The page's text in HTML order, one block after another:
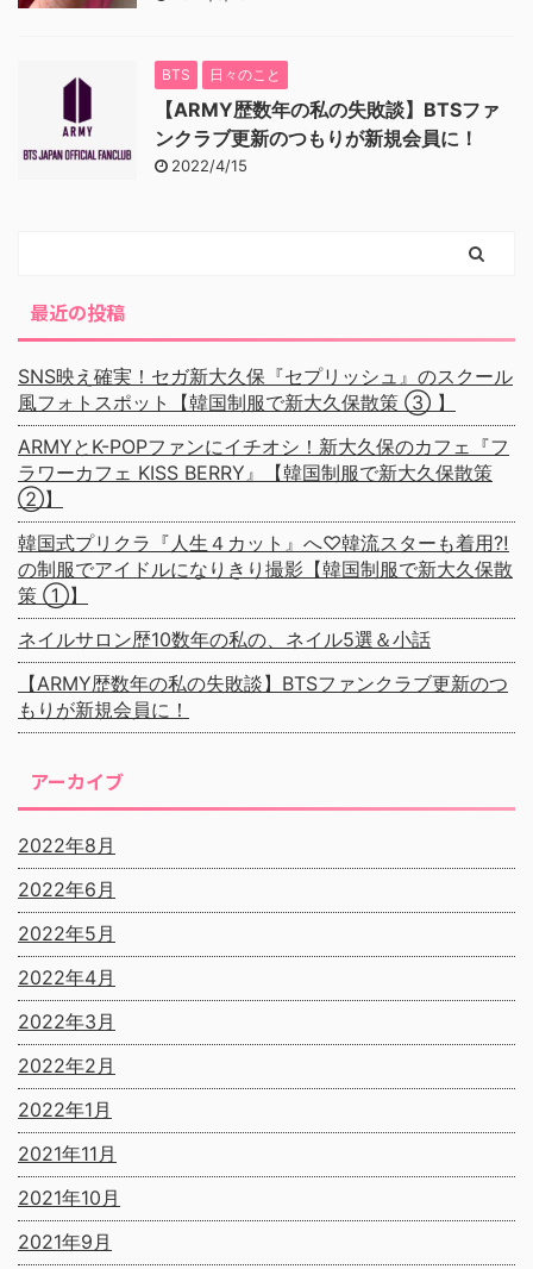
BTS 日々のこと
【ARMY歴数年の私の失敗談】BTSファ
ンクラブ更新のつもりが新規会員に！
2022/4/15
最近の投稿
SNS映え確実！セガ新大久保『セプリッシュ』のスクール
風フォトスポット【韓国制服で新大久保散策 ③ 】
ARMYとK-POPファンにイチオシ！新大久保のカフェ『フ
ラワーカフェ KISS BERRY』【韓国制服で新大久保散策
②】
韓国式プリクラ『人生４カット』へ♡韓流スターも着用⁈
の制服でアイドルになりきり撮影【韓国制服で新大久保散
策 ①】
ネイルサロン歴10数年の私の、ネイル5選＆小話
【ARMY歴数年の私の失敗談】BTSファンクラブ更新のつ
もりが新規会員に！
アーカイブ
2022年8月
2022年6月
2022年5月
2022年4月
2022年3月
2022年2月
2022年1月
2021年11月
2021年10月
2021年9月